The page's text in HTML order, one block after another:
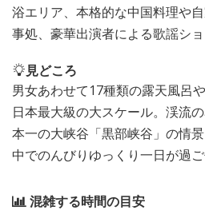
浴エリア、本格的な中国料理や
事処、豪華出演者による歌謡ショ
見どころ
男女あわせて17種類の露天風呂
日本最大級の大スケール。渓流
本一の大峡谷「黒部峡谷」の情
中でのんびりゆっくり一日が過
混雑する時間の目安